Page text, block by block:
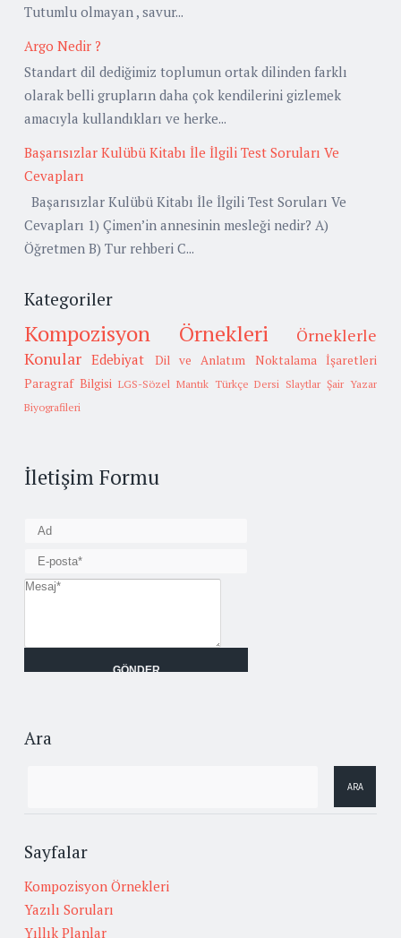
Tutumlu olmayan , savur...
Argo Nedir ?
Standart dil dediğimiz toplumun ortak dilinden farklı
olarak belli grupların daha çok kendilerini gizlemek
amacıyla kullandıkları ve herke...
Başarısızlar Kulübü Kitabı İle İlgili Test Soruları Ve
Cevapları
Başarısızlar Kulübü Kitabı İle İlgili Test Soruları Ve
Cevapları 1) Çimen’in annesinin mesleği nedir? A)
Öğretmen B) Tur rehberi C...
Kategoriler
Kompozisyon Örnekleri
Örneklerle
Konular Edebiyat Dil ve Anlatım
Noktalama İşaretleri
Paragraf Bilgisi LGS-Sözel Mantık Türkçe Dersi Slaytlar Şair Yazar
Biyografileri
İletişim Formu
Ara
Sayfalar
Kompozisyon Örnekleri
Yazılı Soruları
Yıllık Planlar